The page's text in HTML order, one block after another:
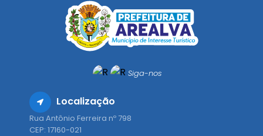
Siga-nos
Localização
Rua Antônio Ferreira nº 798
CEP: 17160-021